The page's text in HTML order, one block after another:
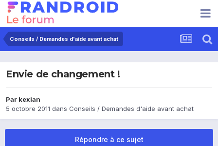
Conseils / Demandes d'aide avant achat
Envie de changement !
Par kexian
5 octobre 2011 dans Conseils / Demandes d'aide avant achat
Répondre à ce sujet